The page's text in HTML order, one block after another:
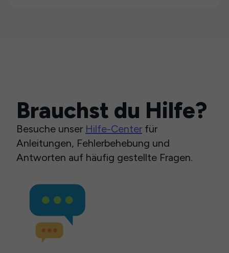
Brauchst du Hilfe?
Besuche unser Hilfe-Center für
Anleitungen, Fehlerbehebung und
Antworten auf häufig gestellte Fragen.